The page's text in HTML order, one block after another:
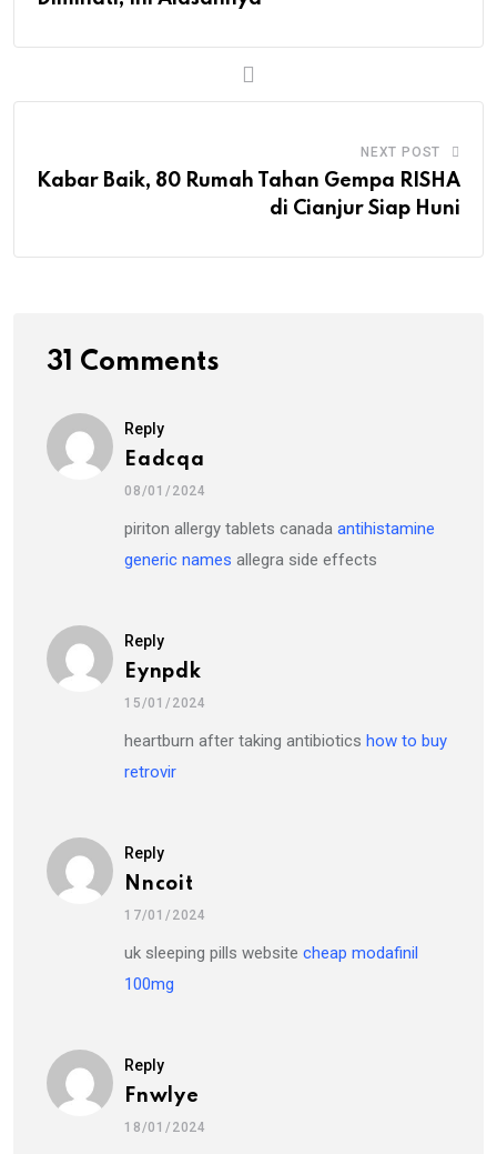
NEXT POST
Kabar Baik, 80 Rumah Tahan Gempa RISHA
di Cianjur Siap Huni
31 Comments
Reply
Eadcqa
08/01/2024
piriton allergy tablets canada antihistamine
generic names allegra side effects
Reply
Eynpdk
15/01/2024
heartburn after taking antibiotics how to buy
retrovir
Reply
Nncoit
17/01/2024
uk sleeping pills website cheap modafinil
100mg
Reply
Fnwlye
18/01/2024